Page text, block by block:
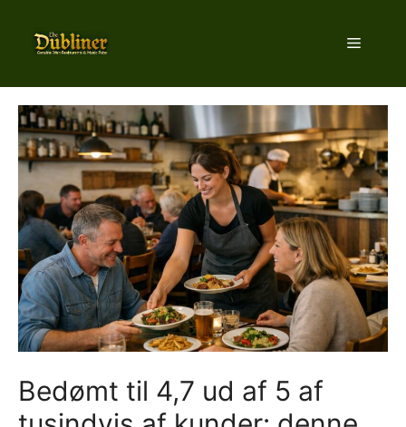
indhold
Menu
Bedømt til 4,7 ud af 5 af